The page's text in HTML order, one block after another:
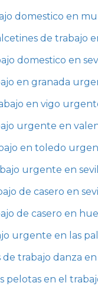
domestico en
de trabajo
domestico en
en granada
en vigo
urgente en
en toledo
urgente en
de casero en
de casero en
urgente en las
de trabajo danza en
pelotas en el